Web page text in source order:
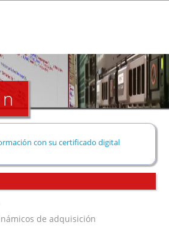
con su certificado digital
de adquisición